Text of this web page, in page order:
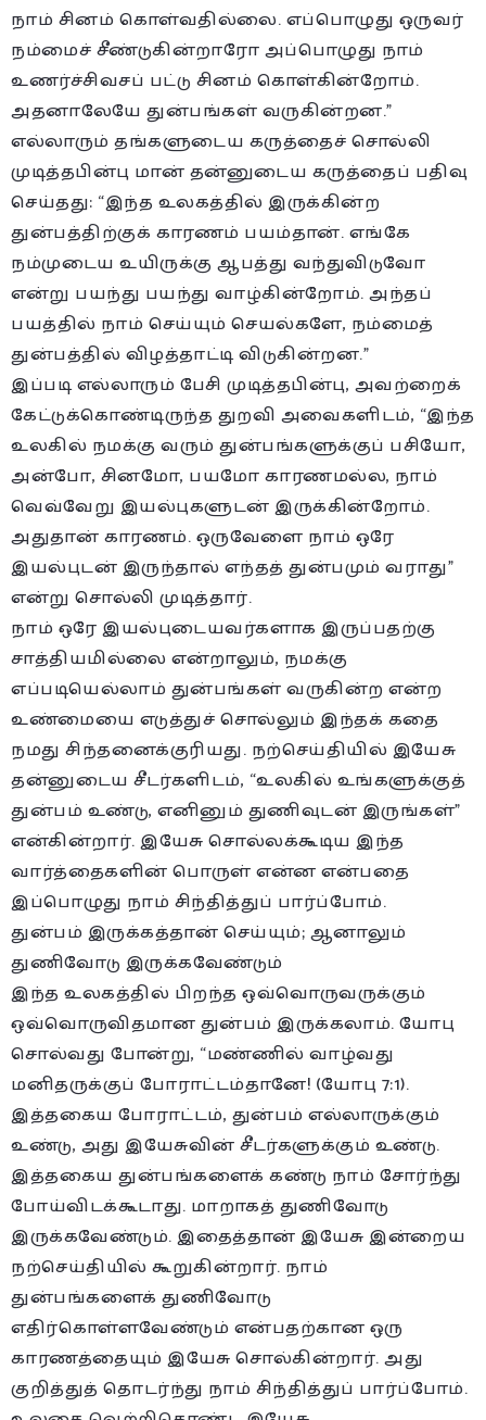
நாம் சினம் கொள்வதில்லை. எப்பொழுது ஒருவர்
நம்மைச் சீண்டுகின்றாரோ அப்பொழுது நாம்
உணர்ச்சிவசப் பட்டு சினம் கொள்கின்றோம்.
அதனாலேயே துன்பங்கள் வருகின்றன.”
எல்லாரும் தங்களுடைய கருத்தைச் சொல்லி
முடித்தபின்பு மான் தன்னுடைய கருத்தைப் பதிவு
செய்தது: “இந்த உலகத்தில் இருக்கின்ற
துன்பத்திற்குக் காரணம் பயம்தான். எங்கே
நம்முடைய உயிருக்கு ஆபத்து வந்துவிடுவோ
என்று பயந்து பயந்து வாழ்கின்றோம். அந்தப்
பயத்தில் நாம் செய்யும் செயல்களே, நம்மைத்
துன்பத்தில் விழத்தாட்டி விடுகின்றன.”
இப்படி எல்லாரும் பேசி முடித்தபின்பு, அவற்றைக்
கேட்டுக்கொண்டிருந்த துறவி அவைகளிடம், “இந்த
உலகில் நமக்கு வரும் துன்பங்களுக்குப் பசியோ,
அன்போ, சினமோ, பயமோ காரணமல்ல, நாம்
வெவ்வேறு இயல்புகளுடன் இருக்கின்றோம்.
அதுதான் காரணம். ஒருவேளை நாம் ஒரே
இயல்புடன் இருந்தால் எந்தத் துன்பமும் வராது”
என்று சொல்லி முடித்தார்.
நாம் ஒரே இயல்புடையவர்களாக இருப்பதற்கு
சாத்தியமில்லை என்றாலும், நமக்கு
எப்படியெல்லாம் துன்பங்கள் வருகின்ற என்ற
உண்மையை எடுத்துச் சொல்லும் இந்தக் கதை
நமது சிந்தனைக்குரியது. நற்செய்தியில் இயேசு
தன்னுடைய சீடர்களிடம், “உலகில் உங்களுக்குத்
துன்பம் உண்டு, எனினும் துணிவுடன் இருங்கள்”
என்கின்றார். இயேசு சொல்லக்கூடிய இந்த
வார்த்தைகளின் பொருள் என்ன என்பதை
இப்பொழுது நாம் சிந்தித்துப் பார்ப்போம்.
துன்பம் இருக்கத்தான் செய்யும்; ஆனாலும்
துணிவோடு இருக்கவேண்டும்
இந்த உலகத்தில் பிறந்த ஒவ்வொருவருக்கும்
ஒவ்வொருவிதமான துன்பம் இருக்கலாம். யோபு
சொல்வது போன்று, “மண்ணில் வாழ்வது
மனிதருக்குப் போராட்டம்தானே! (யோபு 7:1).
இத்தகைய போராட்டம், துன்பம் எல்லாருக்கும்
உண்டு, அது இயேசுவின் சீடர்களுக்கும் உண்டு.
இத்தகைய துன்பங்களைக் கண்டு நாம் சோர்ந்து
போய்விடக்கூடாது. மாறாகத் துணிவோடு
இருக்கவேண்டும். இதைத்தான் இயேசு இன்றைய
நற்செய்தியில் கூறுகின்றார். நாம்
துன்பங்களைக் துணிவோடு
எதிர்கொள்ளவேண்டும் என்பதற்கான ஒரு
காரணத்தையும் இயேசு சொல்கின்றார். அது
குறித்துத் தொடர்ந்து நாம் சிந்தித்துப் பார்ப்போம்.